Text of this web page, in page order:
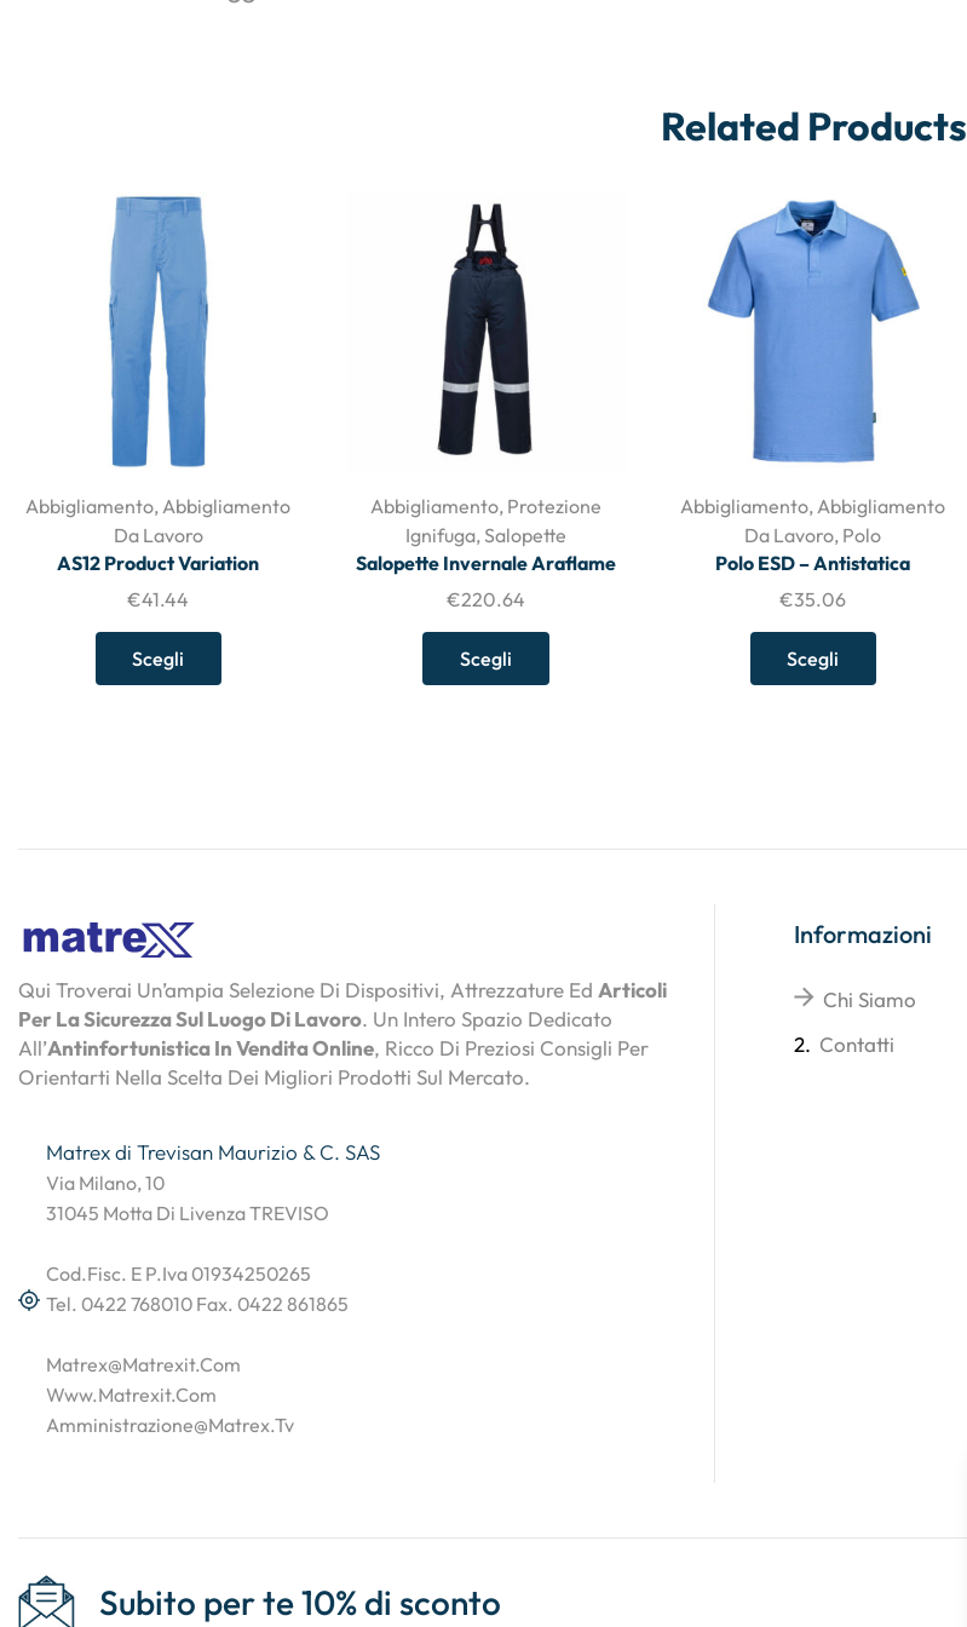
Related Products
Abbigliamento, Abbigliamento
Da Lavoro
AS12 Product Variation
€41.44
Scegli
Abbigliamento, Protezione
Ignifuga, Salopette
Salopette Invernale Araflame
€220.64
Scegli
Abbigliamento, Abbigliamento
Da Lavoro, Polo
Polo ESD – Antistatica
€35.06
Scegli
Qui Troverai Un’ampia Selezione Di Dispositivi, Attrezzature Ed Articoli
Per La Sicurezza Sul Luogo Di Lavoro. Un Intero Spazio Dedicato
All’Antinfortunistica In Vendita Online, Ricco Di Preziosi Consigli Per
Orientarti Nella Scelta Dei Migliori Prodotti Sul Mercato.
Matrex di Trevisan Maurizio & C. SAS
Via Milano, 10
31045 Motta Di Livenza TREVISO
Cod.Fisc. E P.Iva 01934250265
Tel. 0422 768010 Fax. 0422 861865
Matrex@matrexit.com
Www.matrexit.com
Amministrazione@matrex.tv
Informazioni
Chi Siamo
2. Contatti
Subito per te 10% di sconto